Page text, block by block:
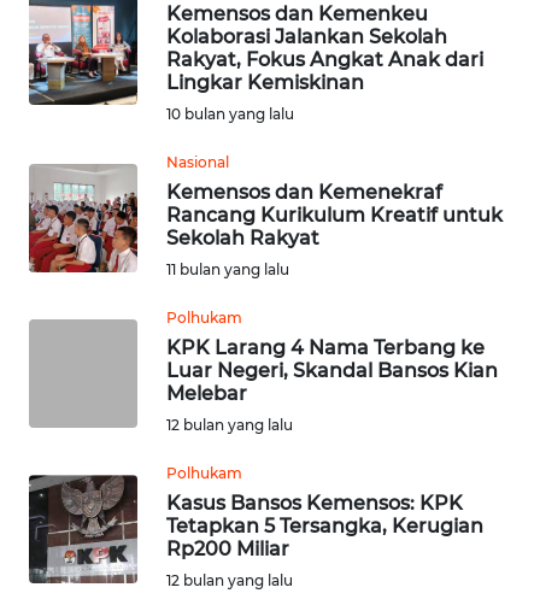
Kemensos dan Kemenkeu
Kolaborasi Jalankan Sekolah
Rakyat, Fokus Angkat Anak dari
Lingkar Kemiskinan
10 bulan yang lalu
Nasional
Kemensos dan Kemenekraf
Rancang Kurikulum Kreatif untuk
Sekolah Rakyat
11 bulan yang lalu
Polhukam
KPK Larang 4 Nama Terbang ke
Luar Negeri, Skandal Bansos Kian
Melebar
12 bulan yang lalu
Polhukam
Kasus Bansos Kemensos: KPK
Tetapkan 5 Tersangka, Kerugian
Rp200 Miliar
12 bulan yang lalu
KALTENG
WN
KALTARA
WN
KALSEL
WN
KALTIM
WN
WN
SULUT